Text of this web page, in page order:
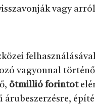
vagy
vagyonnal történő
ötmillió forintot
árubeszerzésre,